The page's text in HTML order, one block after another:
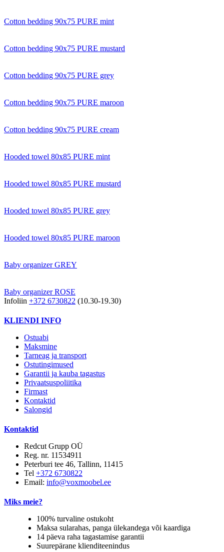
Cotton bedding 90x75 PURE mint
Cotton bedding 90x75 PURE mustard
Cotton bedding 90x75 PURE grey
Cotton bedding 90x75 PURE maroon
Cotton bedding 90x75 PURE cream
Hooded towel 80x85 PURE mint
Hooded towel 80x85 PURE mustard
Hooded towel 80x85 PURE grey
Hooded towel 80x85 PURE maroon
Baby organizer GREY
Baby organizer ROSE
Infoliin +372 6730822 (10.30-19.30)
KLIENDI INFO
Ostuabi
Maksmine
Tarneag ja transport
Ostutingimused
Garantii ja kauba tagastus
Privaatsuspoliitika
Firmast
Kontaktid
Salongid
Kontaktid
Redcut Grupp OÜ
Reg. nr. 11534911
Peterburi tee 46, Tallinn, 11415
Tel +372 6730822
Email: info@voxmoobel.ee
Miks meie?
100% turvaline ostukoht
Maksa sularahas, panga ülekandega või kaardiga
14 päeva raha tagastamise garantii
Suurepärane klienditeenindus